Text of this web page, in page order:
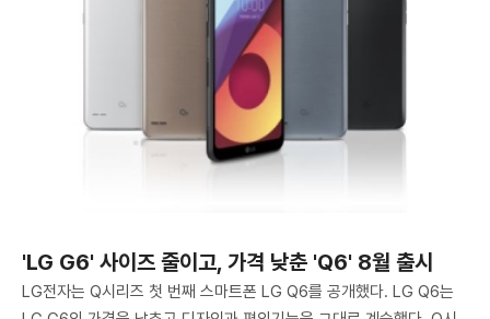
'LG G6' 사이즈 줄이고, 가격 낮춘 'Q6' 8월 출시
LG전자는 Q시리즈 첫 번째 스마트폰 LG Q6를 공개했다. LG Q6는